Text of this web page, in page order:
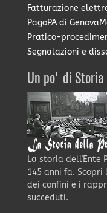
Fatturazione
PagoPA di
Pratico-
Segnalazioni e
Un po' di Storia
La storia dell'Ente
145 anni fa. Scopri
dei confini e i
succeduti.